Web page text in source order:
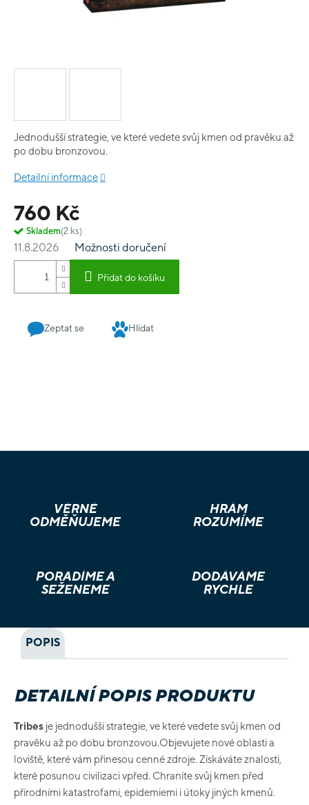
760 Kč
Skladem(2 ks)
11.8.2026 Možnosti doručení
Přidat do košíku
Jednodušší strategie, ve které vedete svůj kmen od pravěku až
po dobu bronzovou.
Detailní informace
Zeptat se Hlídat
VĚRNÉ
ODMĚŇUJEME
HRÁM
ROZUMÍME
PORADÍME A
SEŽENEME
DODÁVÁME
RYCHLE
POPIS
DETAILNÍ POPIS PRODUKTU
Tribes je jednodušší strategie, ve které vedete svůj kmen od
pravěku až po dobu bronzovou.Objevujete nové oblasti a
loviště, které vám přinesou cenné zdroje. Získáváte znalosti,
které posunou civilizaci vpřed. Chraníte svůj kmen před
přírodními katastrofami, epidemiemi i útoky jiných kmenů.